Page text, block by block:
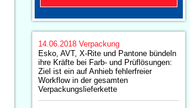
14.06.2018 Verpackung
Esko, AVT, X-Rite und Pantone bündeln
ihre Kräfte bei Farb- und Prüflösungen:
Ziel ist ein auf Anhieb fehlerfreier
Workflow in der gesamten
Verpackungslieferkette